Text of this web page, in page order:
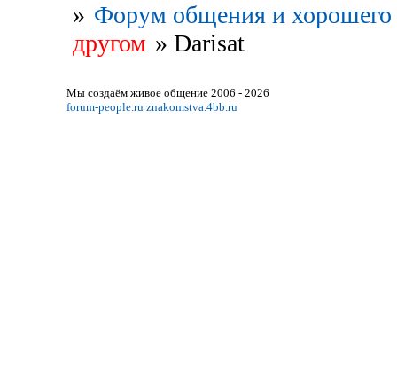
» Форум общения и хорошего
другом » Darisat
Мы создаём живое общение 2006 - 2026
forum-people.ru znakomstva.4bb.ru